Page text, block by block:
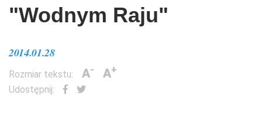
"Wodnym Raju"
2014.01.28
Rozmiar tekstu: A- A+
Udostępnij: